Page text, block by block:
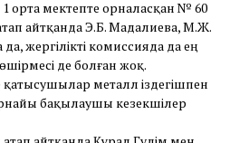
орта мектепте орналасқан № 60
айтқанда Э.Б. Мадалиева, М.Ж.
жергілікті комиссияда да ең
де болған жоқ.
қатысушылар металл іздегішпен
бақылаушы кезекшілер